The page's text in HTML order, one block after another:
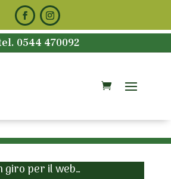
0544 470092
giro per il web…